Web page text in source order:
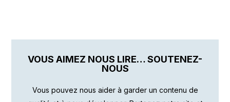
VOUS AIMEZ NOUS LIRE… SOUTENEZ-
NOUS
Vous pouvez nous aider à garder un contenu de